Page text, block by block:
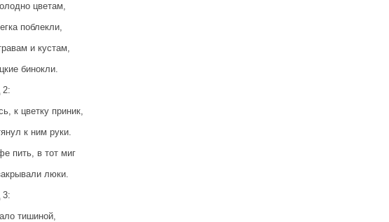
цветам,
поблекли,
и кустам,
бинокли.
2:
к цветку приник,
к ним руки.
пить, в тот миг
люки.
3:
тишиной,